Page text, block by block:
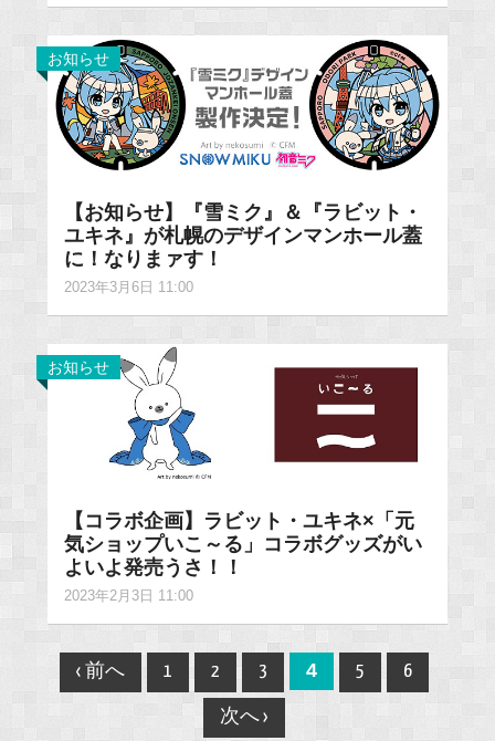
お知らせ
【お知らせ】『雪ミク』＆『ラビット・
ユキネ』が札幌のデザインマンホール蓋
に！なりまァす！
2023年3月6日 11:00
お知らせ
【コラボ企画】ラビット・ユキネ×「元
気ショップいこ～る」コラボグッズがい
よいよ発売うさ！！
2023年2月3日 11:00
Post
navigation
‹ 前へ 1 2 3 4 5 6
次へ ›